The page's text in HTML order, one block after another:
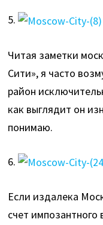
5.
Читая заметки
Сити», я часто
район
как выглядит он
понимаю.
6.
Если издалека
счет